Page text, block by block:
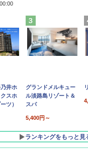
井ホ
スホ
ツ）
グランドメルキュー
ル淡路島リゾート＆
スパ
5,400円～
ランキングをもっと見